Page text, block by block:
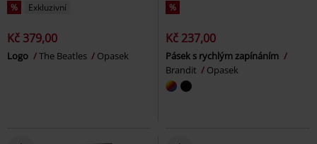
% Exkluzivní
Kč 379,00
Logo The Beatles Opasek
%
Kč 237,00
Pásek s rychlým zapínáním
Brandit
Opasek